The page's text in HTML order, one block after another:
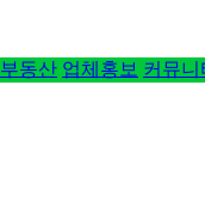
부동산 업체홍보 커뮤니